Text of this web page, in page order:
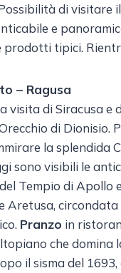
Possibilità di
e
prodotti tipici.
– Ragusa
visita di Siracusa e
di
la splendida
sono visibili le
Tempio di
Aretusa,
Pranzo in
che domina
il sisma del